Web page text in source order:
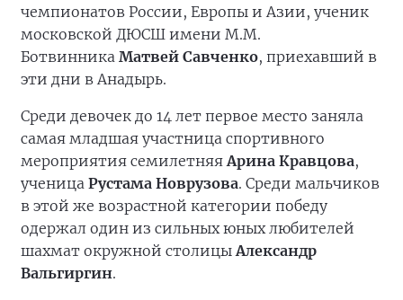
чемпионатов России, Европы и Азии, ученик
московской ДЮСШ имени М.М.
Ботвинника Матвей Савченко, приехавший в
эти дни в Анадырь.
Среди девочек до 14 лет первое место заняла
самая младшая участница спортивного
мероприятия семилетняяАрина Кравцова,
ученица Рустама Новрузова. Среди мальчиков
в этой же возрастной категории победу
одержал один из сильных юных любителей
шахмат окружной столицыАлександр
Вальгиргин.